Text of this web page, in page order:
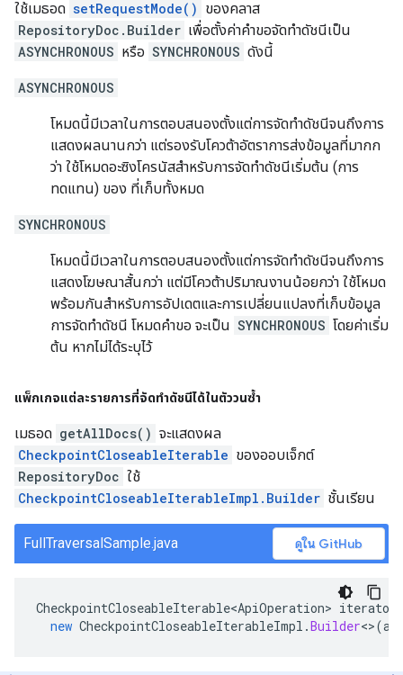
ใช้เมธอด setRequestMode() ของคลาส
RepositoryDoc.Builder เพื่อตั้งค่าคำขอจัดทำดัชนีเป็น
ASYNCHRONOUS หรือ SYNCHRONOUS ดังนี้
ASYNCHRONOUS
โหมดนี้มีเวลาในการตอบสนองตั้งแต่การจัดทำดัชนีจนถึงการ
แสดงผลนานกว่า แต่รองรับโควต้าอัตราการส่งข้อมูลที่มากก
ว่า ใช้โหมดอะซิงโครนัสสำหรับการจัดทำดัชนีเริ่มต้น (การ
ทดแทน) ของ ที่เก็บทั้งหมด
SYNCHRONOUS
โหมดนี้มีเวลาในการตอบสนองตั้งแต่การจัดทำดัชนีจนถึงการ
แสดงโฆษณาสั้นกว่า แต่มีโควต้าปริมาณงานน้อยกว่า ใช้โหมด
พร้อมกันสำหรับการอัปเดตและการเปลี่ยนแปลงที่เก็บข้อมูล
การจัดทำดัชนี โหมดคำขอ จะเป็น SYNCHRONOUS โดยค่าเริ่ม
ต้น หากไม่ได้ระบุไว้
แพ็กเกจแต่ละรายการที่จัดทำดัชนีได้ในตัววนซ้ำ
เมธอด getAllDocs() จะแสดงผล
CheckpointCloseableIterable ของออบเจ็กต์
RepositoryDoc ใช้
CheckpointCloseableIterableImpl.Builder ชั้นเรียน
FullTraversalSample.java ดูใน GitHub
CheckpointCloseableIterable<ApiOperation> iterator
new CheckpointCloseableIterableImpl .Builder<>(